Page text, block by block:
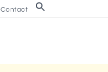
Contact